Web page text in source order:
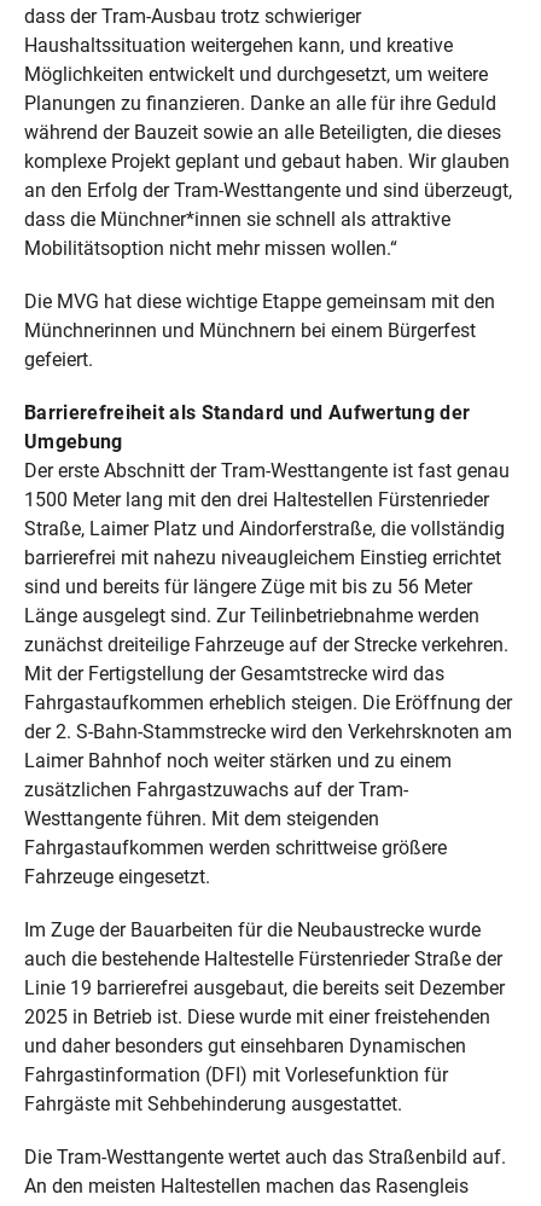
dass der Tram-Ausbau trotz schwieriger
Haushaltssituation weitergehen kann, und kreative
Möglichkeiten entwickelt und durchgesetzt, um weitere
Planungen zu finanzieren. Danke an alle für ihre Geduld
während der Bauzeit sowie an alle Beteiligten, die dieses
komplexe Projekt geplant und gebaut haben. Wir glauben
an den Erfolg der Tram-Westtangente und sind überzeugt,
dass die Münchner*innen sie schnell als attraktive
Mobilitätsoption nicht mehr missen wollen.“
Die MVG hat diese wichtige Etappe gemeinsam mit den
Münchnerinnen und Münchnern bei einem Bürgerfest
gefeiert.
Barrierefreiheit als Standard und Aufwertung der
Umgebung
Der erste Abschnitt der Tram-Westtangente ist fast genau
1500 Meter lang mit den drei Haltestellen Fürstenrieder
Straße, Laimer Platz und Aindorferstraße, die vollständig
barrierefrei mit nahezu niveaugleichem Einstieg errichtet
sind und bereits für längere Züge mit bis zu 56 Meter
Länge ausgelegt sind. Zur Teilinbetriebnahme werden
zunächst dreiteilige Fahrzeuge auf der Strecke verkehren.
Mit der Fertigstellung der Gesamtstrecke wird das
Fahrgastaufkommen erheblich steigen. Die Eröffnung der
der 2. S-Bahn-Stammstrecke wird den Verkehrsknoten am
Laimer Bahnhof noch weiter stärken und zu einem
zusätzlichen Fahrgastzuwachs auf der Tram-
Westtangente führen. Mit dem steigenden
Fahrgastaufkommen werden schrittweise größere
Fahrzeuge eingesetzt.
Im Zuge der Bauarbeiten für die Neubaustrecke wurde
auch die bestehende Haltestelle Fürstenrieder Straße der
Linie 19 barrierefrei ausgebaut, die bereits seit Dezember
2025 in Betrieb ist. Diese wurde mit einer freistehenden
und daher besonders gut einsehbaren Dynamischen
Fahrgastinformation (DFI) mit Vorlesefunktion für
Fahrgäste mit Sehbehinderung ausgestattet.
Die Tram-Westtangente wertet auch das Straßenbild auf.
An den meisten Haltestellen machen das Rasengleis